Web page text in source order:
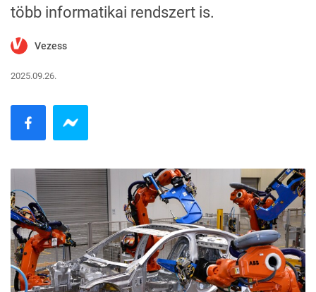
több informatikai rendszert is.
Vezess
2025.09.26.